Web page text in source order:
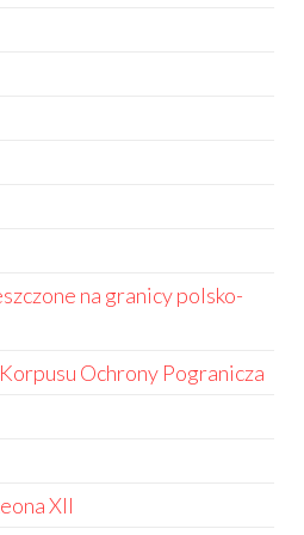
na granicy polsko-
Ochrony Pogranicza
XII